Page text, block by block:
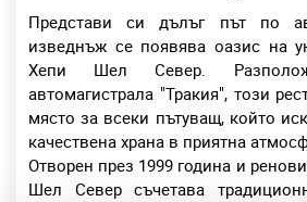
Представи си дълъг път по
изведнъж се появява оазис на
Хепи Шел Север.
автомагистрала "Тракия", този
място за всеки пътуващ, който
качествена храна в приятна
Отворен през 1999 година и
Шел Север съчетава